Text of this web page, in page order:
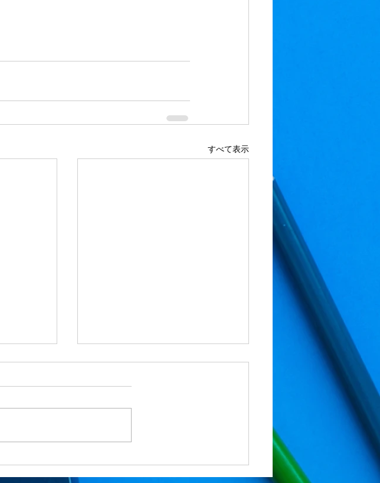
すべて表示
！
【速報】英語の配点が激変！
【速報】英語の配点が激変！ 千
最大のニュース 配点の大幅変更